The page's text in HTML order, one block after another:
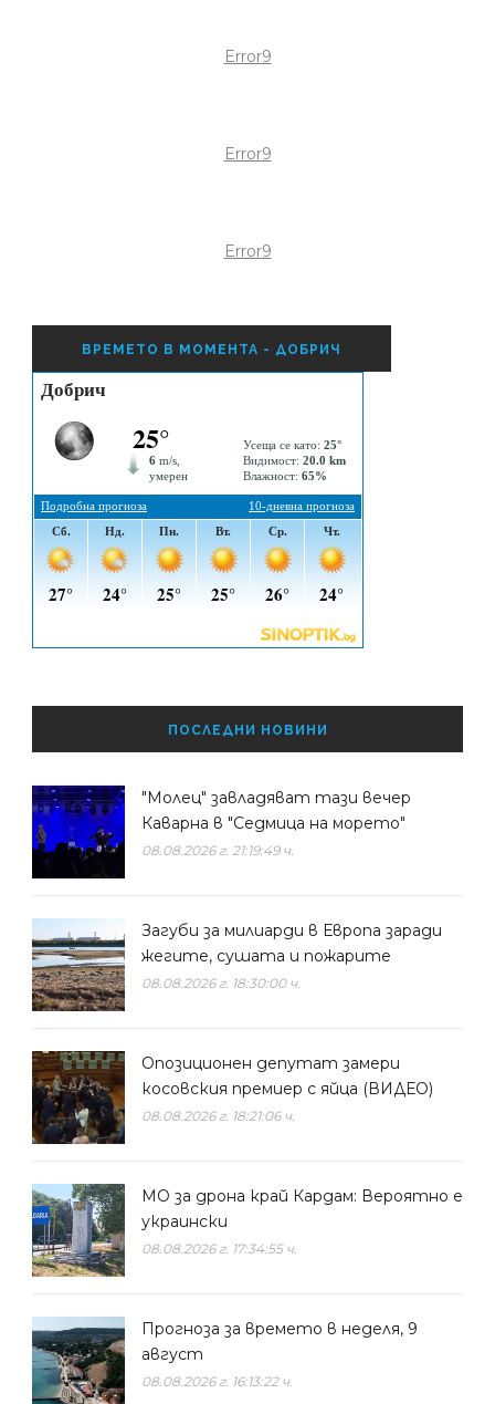
Error9
Error9
Error9
ВРЕМЕТО В МОМЕНТА - ДОБРИЧ
ПОСЛЕДНИ НОВИНИ
"Молец" завладяват тази вечер
Каварна в "Седмица на морето"
08.08.2026 г. 21:19:49 ч.
Загуби за милиарди в Европа заради
жегите, сушата и пожарите
08.08.2026 г. 18:30:00 ч.
Опозиционен депутат замери
косовския премиер с яйца (ВИДЕО)
08.08.2026 г. 18:21:06 ч.
МО за дрона край Кардам: Вероятно е
украински
08.08.2026 г. 17:34:55 ч.
Прогноза за времето в неделя, 9
август
08.08.2026 г. 16:13:22 ч.